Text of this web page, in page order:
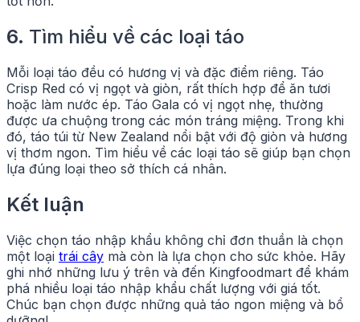
6. Tìm hiểu về các loại táo
Mỗi loại táo đều có hương vị và đặc điểm riêng. Táo
Crisp Red có vị ngọt và giòn, rất thích hợp để ăn tươi
hoặc làm nước ép. Táo Gala có vị ngọt nhẹ, thường
được ưa chuộng trong các món tráng miệng. Trong khi
đó, táo túi từ New Zealand nổi bật với độ giòn và hương
vị thơm ngon. Tìm hiểu về các loại táo sẽ giúp bạn chọn
lựa đúng loại theo sở thích cá nhân.
Kết luận
Việc chọn táo nhập khẩu không chỉ đơn thuần là chọn
một loại trái cây mà còn là lựa chọn cho sức khỏe. Hãy
ghi nhớ những lưu ý trên và đến Kingfoodmart để khám
phá nhiều loại táo nhập khẩu chất lượng với giá tốt.
Chúc bạn chọn được những quả táo ngon miệng và bổ